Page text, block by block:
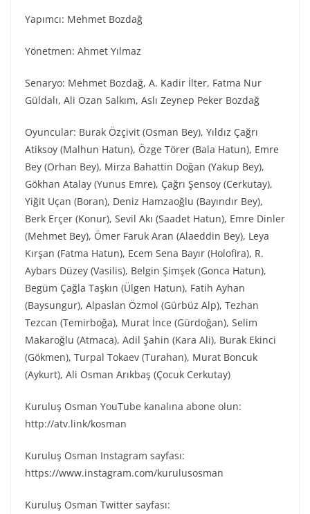
Yapımcı: Mehmet Bozdağ
Yönetmen: Ahmet Yılmaz
Senaryo: Mehmet Bozdağ, A. Kadir İlter, Fatma Nur
Güldalı, Ali Ozan Salkım, Aslı Zeynep Peker Bozdağ
Oyuncular: Burak Özçivit (Osman Bey), Yıldız Çağrı
Atiksoy (Malhun Hatun), Özge Törer (Bala Hatun), Emre
Bey (Orhan Bey), Mirza Bahattin Doğan (Yakup Bey),
Gökhan Atalay (Yunus Emre), Çağrı Şensoy (Cerkutay),
Yiğit Uçan (Boran), Deniz Hamzaoğlu (Bayındır Bey),
Berk Erçer (Konur), Sevil Akı (Saadet Hatun), Emre Dinler
(Mehmet Bey), Ömer Faruk Aran (Alaeddin Bey), Leya
Kırşan (Fatma Hatun), Ecem Sena Bayır (Holofira), R.
Aybars Düzey (Vasilis), Belgin Şimşek (Gonca Hatun),
Begüm Çağla Taşkın (Ülgen Hatun), Fatih Ayhan
(Baysungur), Alpaslan Özmol (Gürbüz Alp), Tezhan
Tezcan (Temirboğa), Murat İnce (Gürdoğan), Selim
Makaroğlu (Atmaca), Adil Şahin (Kara Ali), Burak Ekinci
(Gökmen), Turpal Tokaev (Turahan), Murat Boncuk
(Aykurt), Ali Osman Arıkbaş (Çocuk Cerkutay)
Kuruluş Osman YouTube kanalına abone olun:
http://atv.link/kosman
Kuruluş Osman Instagram sayfası:
https://www.instagram.com/kurulusosman
Kuruluş Osman Twitter sayfası: